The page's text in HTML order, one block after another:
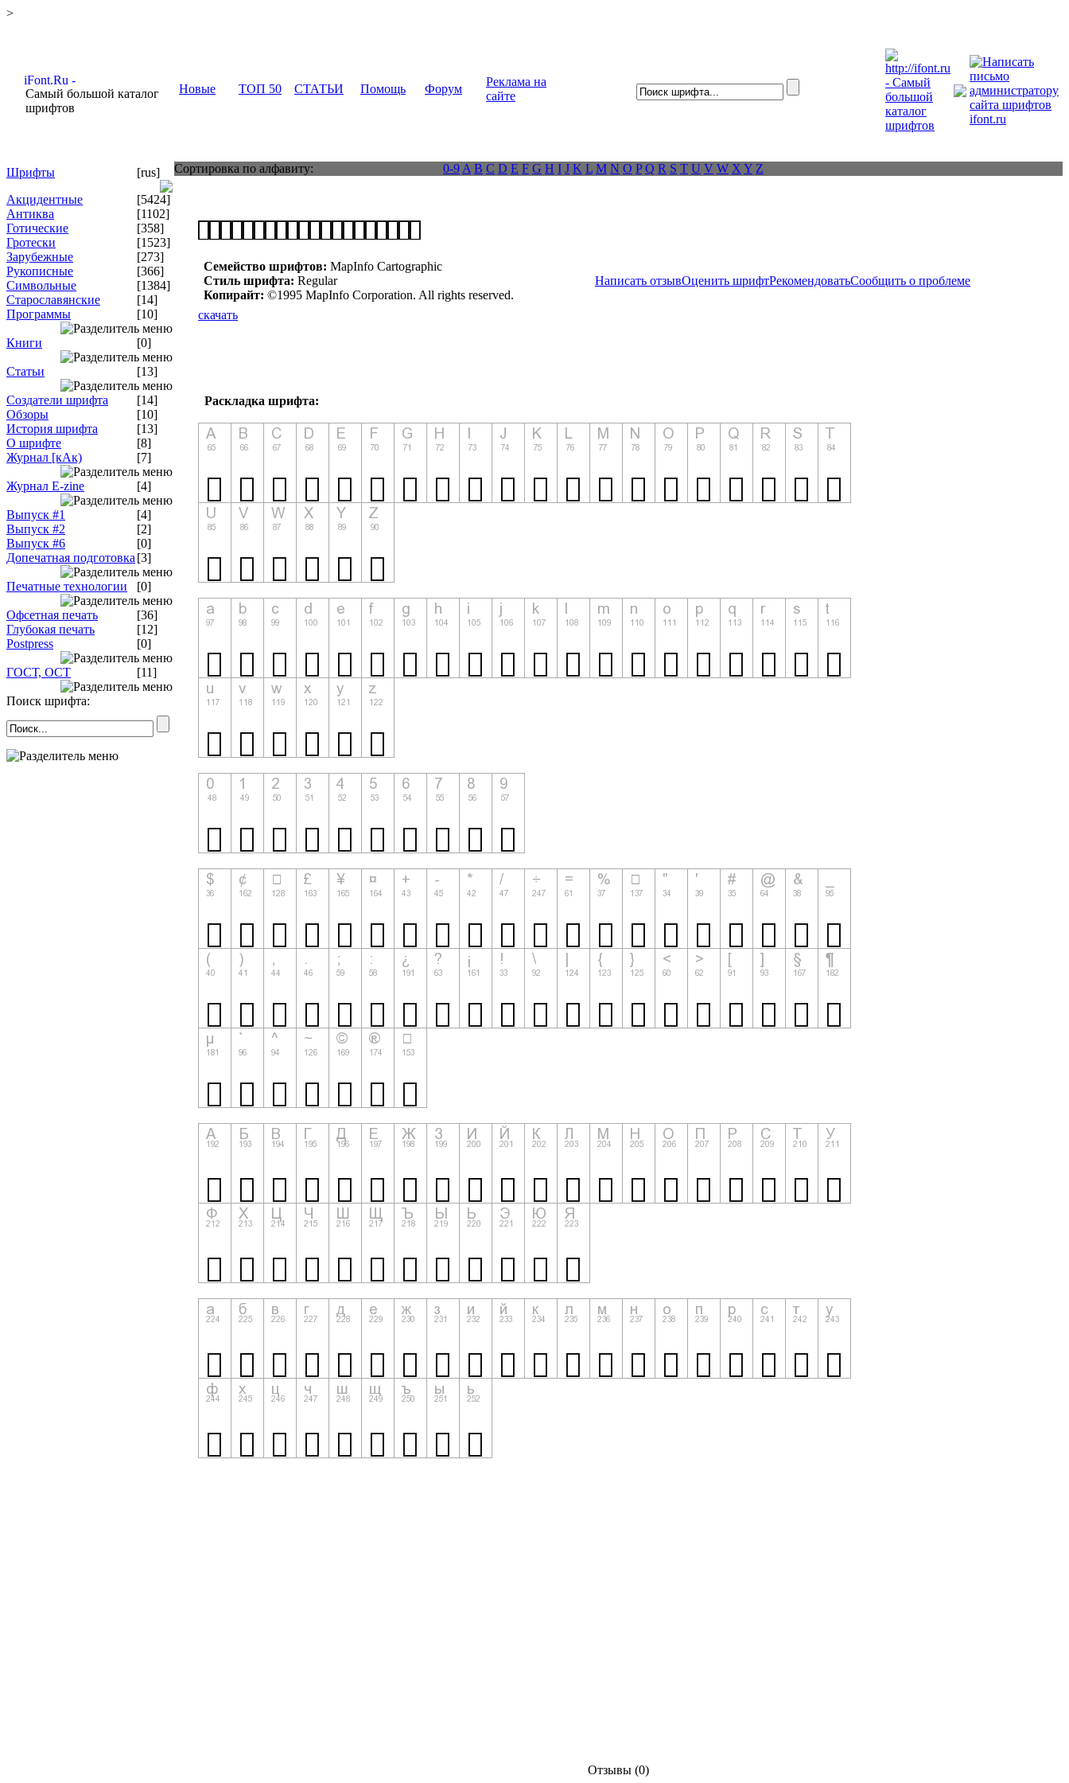
>
Самый большой каталог
шрифтов
Новые ТОП 50 СТАТЬИ Помощь Форум
Реклама на
сайте
Шрифты
[rus]
Акцидентные
[5424]
Антиква
[1102]
Готические
[358]
Гротески
[1523]
Зарубежные
[273]
Рукописные
[366]
Символьные
[1384]
Старославянские
[14]
Программы
[10]
Книги [0]
Статьи [13]
Создатели шрифта
[14]
Обзоры
[10]
История шрифта
[13]
О шрифте
[8]
Журнал [кАк)
[7]
Журнал E-zine [4]
Выпуск #1
[4]
Выпуск #2
[2]
Выпуск #6
[0]
Допечатная подготовка [3]
Печатные технологии [0]
Офсетная печать
[36]
Глубокая печать
[12]
Postpress
[0]
ГОСТ, ОСТ [11]
Поиск шрифта:
Сортировка по алфавиту: 0-9 A B C D E F G H I J K L M N O P Q R S T U V W X Y Z
Семейство шрифтов: MapInfo Cartographic
Стиль шрифта: Regular
Копирайт: ©1995 MapInfo Corporation. All rights reserved.
Написать отзывОценить шрифтРекомендоватьСообщить о проблеме
скачать
Раскладка шрифта:
Отзывы (0)